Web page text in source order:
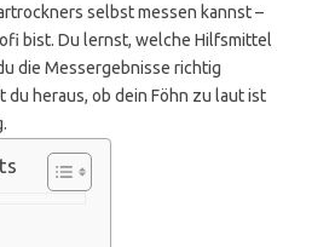
selbst messen kannst –
bist. Du lernst, welche Hilfsmittel
die Messergebnisse richtig
du heraus, ob dein Föhn zu laut ist